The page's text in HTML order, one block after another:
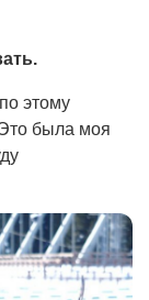
этому
была моя